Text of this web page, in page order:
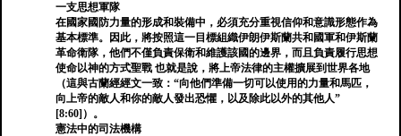
一支思想軍隊
在國家國防力量的形成和裝備中，必須充分重視信仰和意識形態作為
基本標準。因此，將按照這一目標組織伊朗伊斯蘭共和國軍和伊斯蘭
革命衛隊，他們不僅負責保衛和維護該國的邊界，而且負責履行思想
使命以神的方式聖戰 也就是說，將上帝法律的主權擴展到世界各地
（這與古蘭經經文一致：“向他們準備一切可以使用的力量和馬匹，
向上帝的敵人和你的敵人發出恐懼，以及除此以外的其他人”
[8:60]）。
憲法中的司法機構